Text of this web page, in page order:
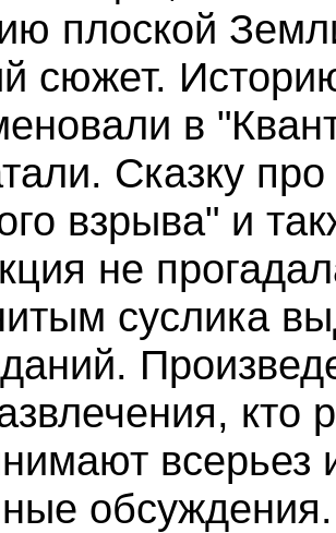
плоской
сюжет.
в
Сказку
взрыва" и
не
суслика
кто
всерьез
обсуждения.